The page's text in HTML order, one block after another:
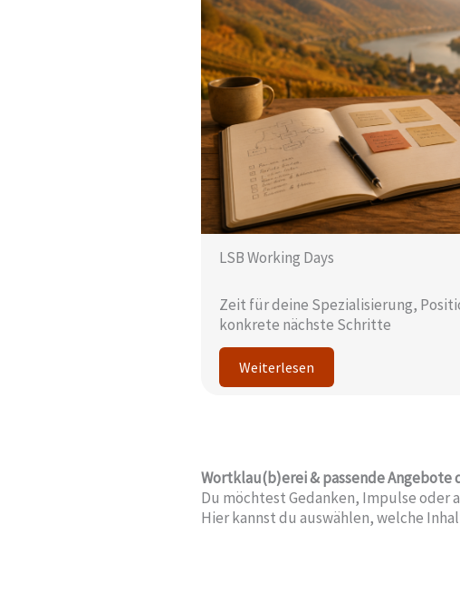
LSB Working Days
Zeit für deine Spezialisierung,
konkrete nächste Schritte
Weiterlesen
Wortklau(b)erei & passende Angebote
Du möchtest Gedanken, Impulse
Hier kannst du auswählen, welche